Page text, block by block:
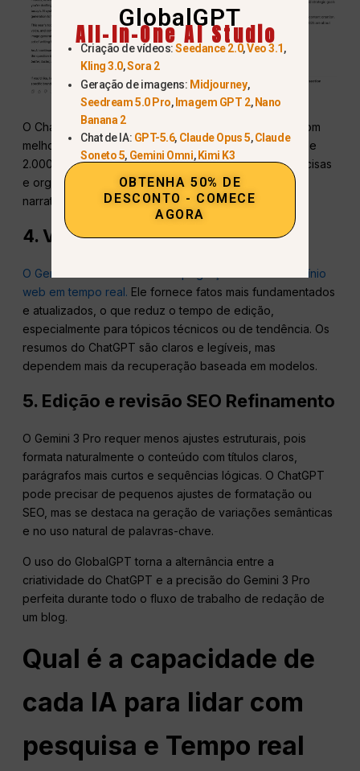
O ChatGPT escreve rascunhos longos mais fluidos, com
melhores transições e um fluxo mais natural em mais de
2.000 palavras. O Gemini 3 Pro mantém as coisas concisas
e organizadas, mas seu tom é mais formal e menos
narrativo.
4. Verificação de fatos e precisão
O Gemini 3 Pro é mais forte aqui graças ao seu raciocínio
web em tempo real. Ele fornece fatos mais fundamentados
e atualizados, o que reduz o tempo de edição,
especialmente para tópicos técnicos ou de tendência. Os
resumos do ChatGPT são claros e legíveis, mas
dependem mais da recuperação baseada em modelos.
5. Edição e revisãoSEO Refinamento
O Gemini 3 Pro requer menos ajustes estruturais, pois
formata naturalmente o conteúdo com títulos claros,
parágrafos mais curtos e sequências lógicas. O ChatGPT
pode precisar de pequenos ajustes de formatação ou
SEO, mas se destaca na geração de variações semânticas
e no uso natural de palavras-chave.
O uso do GlobalGPT torna a alternância entre a
criatividade do ChatGPT e a precisão do Gemini 3 Pro
perfeita durante todo o fluxo de trabalho de redação de
um blog.
Qual é a capacidade de
cada IA para lidar com
pesquisa e Tempo real
GlobalGPT
All-In-One AI Studio
Criação de vídeos:Seedance 2.0,Veo 3.1,
Kling 3.0,Sora 2
Geração de imagens: Midjourney,
Seedream 5.0 Pro, Imagem GPT 2, Nano
Banana 2
Chat de IA: GPT-5.6, Claude Opus 5,Claude
Soneto 5, Gemini Omni, Kimi K3
OBTENHA 50% DE
DESCONTO - COMECE
AGORA